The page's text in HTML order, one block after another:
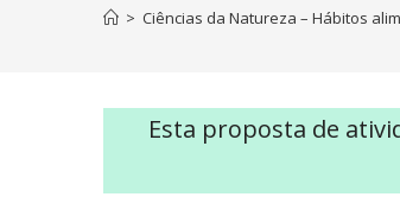
> Ciências da Natureza – Hábitos
Esta proposta de